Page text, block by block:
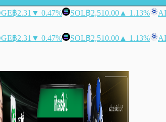
฿2.31 ▼ 0.47% SOL฿2,510.00 ▲ 1.13%
฿2.31 ▼ 0.47% SOL฿2,510.00 ▲ 1.13%